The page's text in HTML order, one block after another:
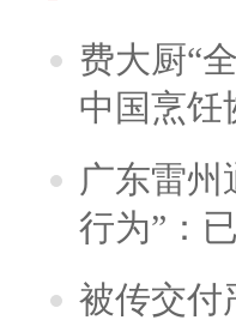
费大厨“
中国烹饪
广东雷州
行为”：
被传交付